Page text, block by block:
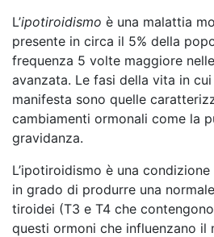
L’ipotiroidismo è una malattia
presente in circa il 5% della
frequenza 5 volte maggiore
avanzata. Le fasi della vita in
manifesta sono quelle
cambiamenti ormonali come la
gravidanza.
L’ipotiroidismo è una
in grado di produrre una
tiroidei (T3 e T4 che
questi ormoni che influenzano il